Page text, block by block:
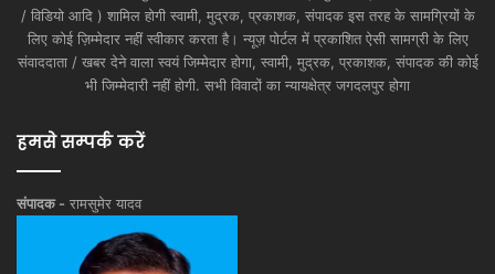
/ विडियो आदि ) शामिल होगी स्वामी, मुद्रक, प्रकाशक, संपादक इस तरह के सामग्रियों के
लिए कोई ज़िम्मेदार नहीं स्वीकार करता है। न्यूज़ पोर्टल में प्रकाशित ऐसी सामग्री के लिए
संवाददाता / खबर देने वाला स्वयं जिम्मेदार होगा, स्वामी, मुद्रक, प्रकाशक, संपादक की कोई
भी जिम्मेदारी नहीं होगी. सभी विवादों का न्यायक्षेत्र जगदलपुर होगा
हमसे सम्पर्क करें
संपादक - रामसुमेर यादव